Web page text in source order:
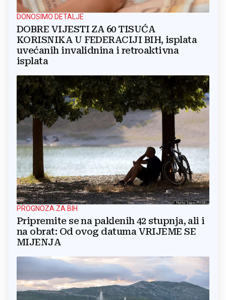
DONOSIMO DETALJE
DOBRE VIJESTI ZA 60 TISUĆA
KORISNIKA U FEDERACIJI BIH, isplata
uvećanih invalidnina i retroaktivna
isplata
PROGNOZA ZA BIH
Pripremite se na paklenih 42 stupnja, ali i
na obrat: Od ovog datuma VRIJEME SE
MIJENJA